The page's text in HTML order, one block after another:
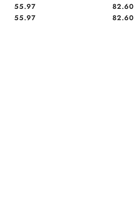
Cena:
55.97
Cena:
55.97
Cena:
82.60
Cena:
82.60